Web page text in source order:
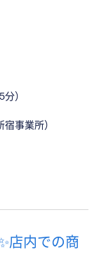
）
事業所）
店内での商